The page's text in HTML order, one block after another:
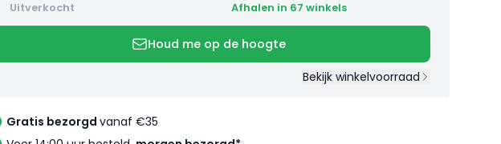
uitverkocht
Afhalen in 67 winkels
Houd me op de hoogte
Bekijk winkelvoorraad
Gratis bezorgd vanaf €35